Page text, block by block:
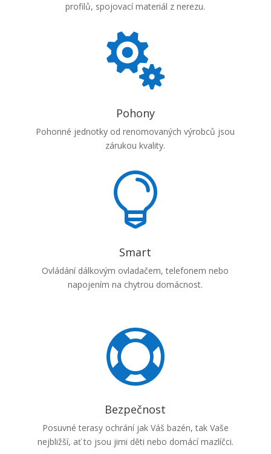
profilů, spojovací materiál z nerezu.

Pohony
Pohonné jednotky od renomovaných výrobců jsou
zárukou kvality.

Smart
Ovládání dálkovým ovladačem, telefonem nebo
napojením na chytrou domácnost.

Bezpečnost
Posuvné terasy ochrání jak Váš bazén, tak Vaše
nejbližší, ať to jsou jimi děti nebo domácí mazlíčci.